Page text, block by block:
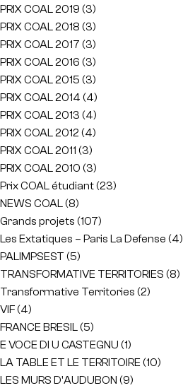
PRIX COAL 2019 (3)
PRIX COAL 2018 (3)
PRIX COAL 2017 (3)
PRIX COAL 2016 (3)
PRIX COAL 2015 (3)
PRIX COAL 2014 (4)
PRIX COAL 2013 (4)
PRIX COAL 2012 (4)
PRIX COAL 2011 (3)
PRIX COAL 2010 (3)
Prix COAL étudiant(23)
NEWS COAL(8)
Grands projets (107)
Les Extatiques – Paris La Defense (4)
PALIMPSEST (5)
TRANSFORMATIVE TERRITORIES (8)
Transformative Territories (2)
VIF(4)
FRANCE BRESIL(5)
E VOCE DI U CASTEGNU (1)
LA TABLE ET LE TERRITOIRE (10)
LES MURS D'AUDUBON (9)